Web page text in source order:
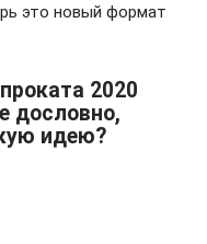
это новый формат
2020
дословно,
идею?